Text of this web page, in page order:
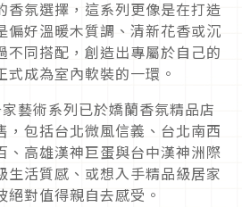
香氛選擇，這系列更像是在打造
偏好溫暖木質調、清新花香或沉
不同搭配，創造出專屬於自己的
成為室內軟裝的一環。
藝術系列已於嬌蘭香氛精品店
，包括台北微風信義、台北南西
、高雄漢神巨蛋與台中漢神洲際
生活質感、或想入手精品級居家
對值得親自去感受。